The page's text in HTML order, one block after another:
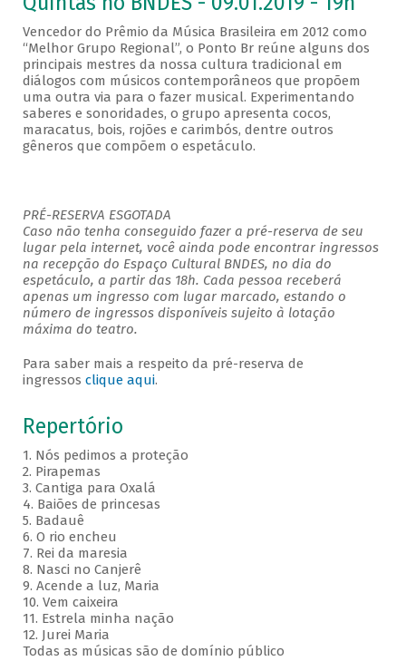
Vencedor do Prêmio da Música Brasileira em 2012 como
“Melhor Grupo Regional”, o Ponto Br reúne alguns dos
principais mestres da nossa cultura tradicional em
diálogos com músicos contemporâneos que propõem
uma outra via para o fazer musical. Experimentando
saberes e sonoridades, o grupo apresenta cocos,
maracatus, bois, rojões e carimbós, dentre outros
gêneros que compõem o espetáculo.
PRÉ-RESERVA ESGOTADA
Caso não tenha conseguido fazer a pré-reserva de seu
lugar pela internet, você ainda pode encontrar ingressos
na recepção do Espaço Cultural BNDES, no dia do
espetáculo, a partir das 18h. Cada pessoa receberá
apenas um ingresso com lugar marcado, estando o
número de ingressos disponíveis sujeito à lotação
máxima do teatro.
Para saber mais a respeito da pré-reserva de
ingressos clique aqui.
Repertório
1. Nós pedimos a proteção
2. Pirapemas
3. Cantiga para Oxalá
4. Baiões de princesas
5. Badauê
6. O rio encheu
7. Rei da maresia
8. Nasci no Canjerê
9. Acende a luz, Maria
10. Vem caixeira
11. Estrela minha nação
12. Jurei Maria
Todas as músicas são de domínio público